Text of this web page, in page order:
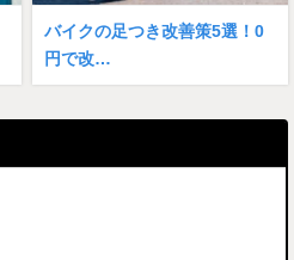
バイクの足つき改善策5選！0
円で改…